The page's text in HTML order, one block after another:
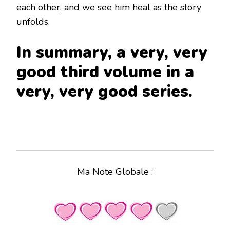
each other, and we see him heal as the story
unfolds.
In summary, a very, very
good third volume in a
very, very good series.
Ma Note Globale :